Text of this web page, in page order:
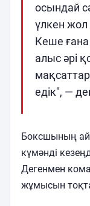
осындай
үлкен жол
Кеше
алыс әрі
едік", —
Боксшының
күмәнді
Дегенмен
жұмысын